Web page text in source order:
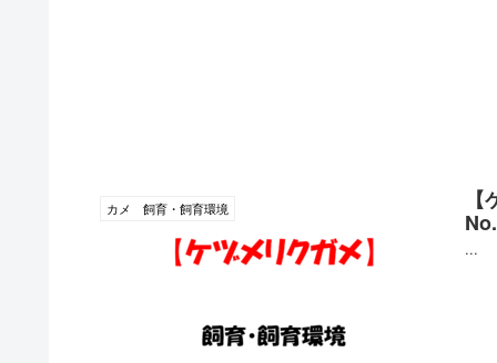
カメ 飼育・飼育環境
...